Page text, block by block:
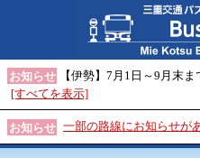
お知らせ
【伊勢】7月1日～9月末
[すべてを表示]
お知らせ 一部の路線にお知らせが